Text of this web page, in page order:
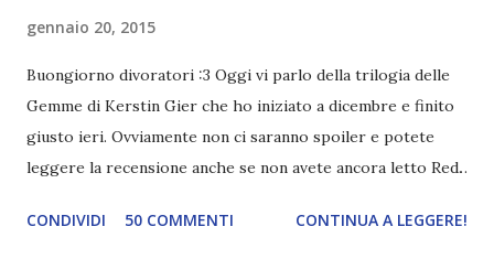
gennaio 20, 2015
Buongiorno divoratori :3 Oggi vi parlo della trilogia delle
Gemme di Kerstin Gier che ho iniziato a dicembre e finito
giusto ieri. Ovviamente non ci saranno spoiler e potete
leggere la recensione anche se non avete ancora letto Red.
Green sono state delle letture molto piacevoli ma non
CONDIVIDI 50 COMMENTI CONTINUA A LEGGERE!